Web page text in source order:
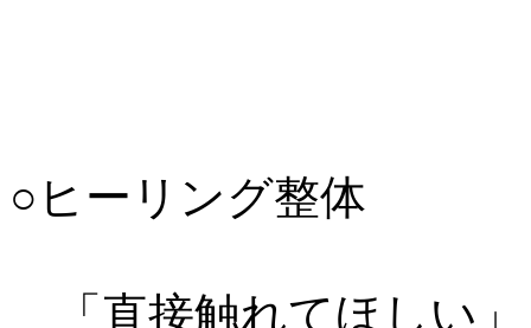
○ヒーリング整
「直接触れてほしい